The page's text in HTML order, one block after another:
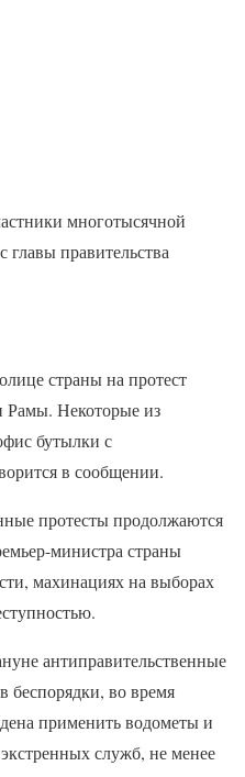
многотысячной
главы правительства
страны на протест
Рамы. Некоторые из
бутылки с
в сообщении.
протесты продолжаются
министра страны
махинациях на выборах
антиправительственные
беспорядки, во время
применить водометы и
служб, не менее